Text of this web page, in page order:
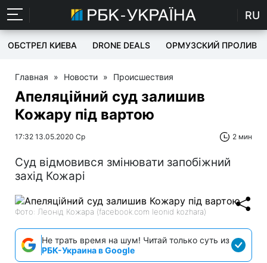
RU
ОБСТРЕЛ КИЕВА DRONE DEALS ОРМУЗСКИЙ ПРОЛИВ
Главная » Новости » Происшествия
Апеляційний суд залишив
Кожару під вартою
17:32 13.05.2020 Ср 2 мин
Суд відмовився змінювати запобіжний
захід Кожарі
Фото: Леонід Кожара (facebook.com leonid kozhara)
Не трать время на шум! Читай только суть из
РБК-Украина в Google